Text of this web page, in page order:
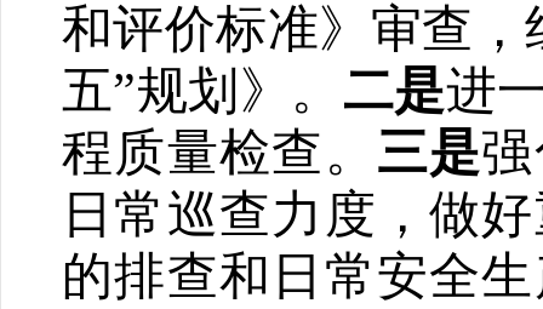
和评价标准》审查
五”规划 》 。 二是进
程质量检查。 三是
日常巡查力度，做好
的排查和日常安全